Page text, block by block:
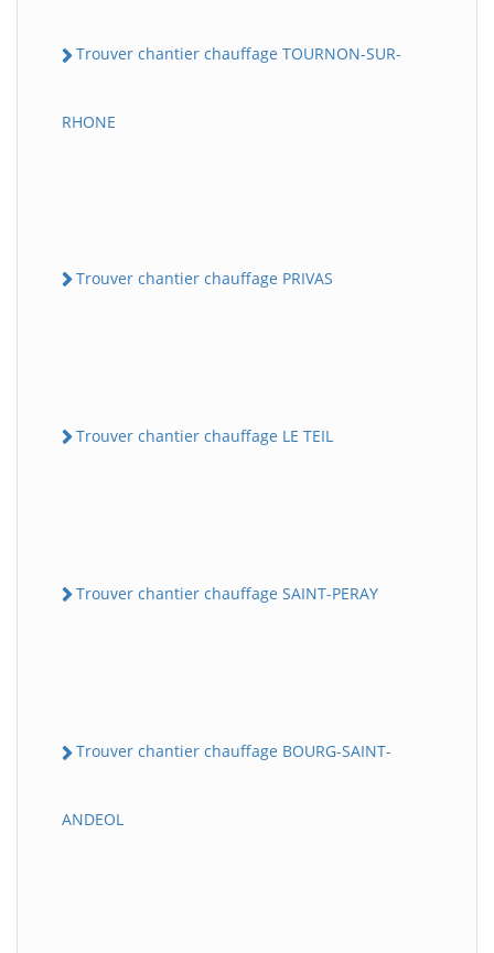
Trouver chantier chauffage TOURNON-SUR-
RHONE
Trouver chantier chauffage PRIVAS
Trouver chantier chauffage LE TEIL
Trouver chantier chauffage SAINT-PERAY
Trouver chantier chauffage BOURG-SAINT-
ANDEOL